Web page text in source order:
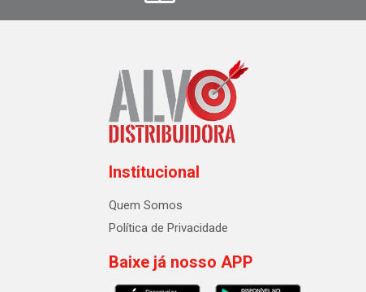
Institucional
Quem Somos
Política de Privacidade
Baixe já nosso APP